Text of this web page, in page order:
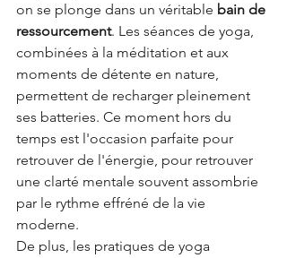
on se plonge dans un véritable bain de
ressourcement. Les séances de yoga,
combinées à la méditation et aux
moments de détente en nature,
permettent de recharger pleinement
ses batteries. Ce moment hors du
temps est l'occasion parfaite pour
retrouver de l'énergie, pour retrouver
une clarté mentale souvent assombrie
par le rythme effréné de la vie
moderne.
De plus, les pratiques de yoga